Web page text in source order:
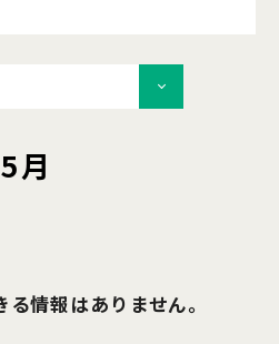
月
情報はありません。